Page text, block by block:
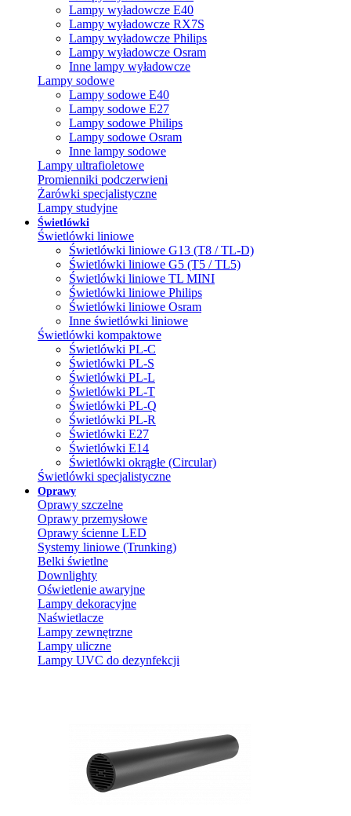
Lampy wyładowcze E40
Lampy wyładowcze RX7S
Lampy wyładowcze Philips
Lampy wyładowcze Osram
Inne lampy wyładowcze
Lampy sodowe
Lampy sodowe E40
Lampy sodowe E27
Lampy sodowe Philips
Lampy sodowe Osram
Inne lampy sodowe
Lampy ultrafioletowe
Promienniki podczerwieni
Żarówki specjalistyczne
Lampy studyjne
Świetlówki
Świetlówki liniowe
Świetlówki liniowe G13 (T8 / TL-D)
Świetlówki liniowe G5 (T5 / TL5)
Świetlówki liniowe TL MINI
Świetlówki liniowe Philips
Świetlówki liniowe Osram
Inne świetlówki liniowe
Świetlówki kompaktowe
Świetlówki PL-C
Świetlówki PL-S
Świetlówki PL-L
Świetlówki PL-T
Świetlówki PL-Q
Świetlówki PL-R
Świetlówki E27
Świetlówki E14
Świetlówki okrągłe (Circular)
Świetlówki specjalistyczne
Oprawy
Oprawy szczelne
Oprawy przemysłowe
Oprawy ścienne LED
Systemy liniowe (Trunking)
Belki świetlne
Downlighty
Oświetlenie awaryjne
Lampy dekoracyjne
Naświetlacze
Lampy zewnętrzne
Lampy uliczne
Lampy UVC do dezynfekcji